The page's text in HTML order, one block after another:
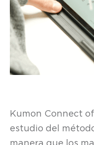
Kumon Connect
estudio del